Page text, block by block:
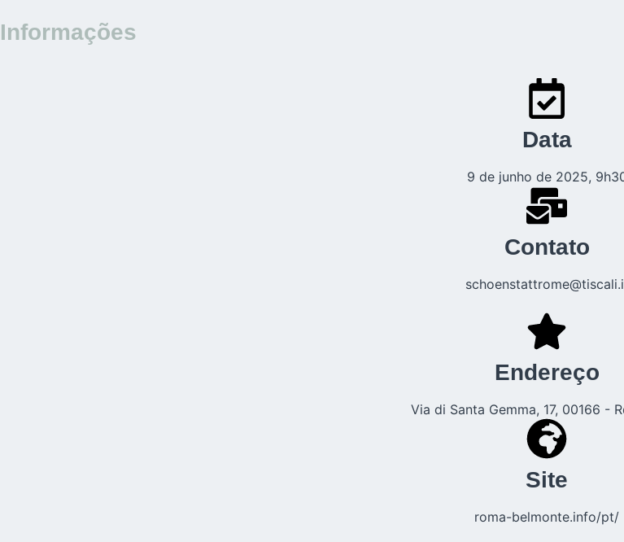
Informações
Data
9 de junho de 2025,
Contato
Endereço
Via di Santa Gemma, 17, 00166 -
Site
roma-belmonte.info/pt/